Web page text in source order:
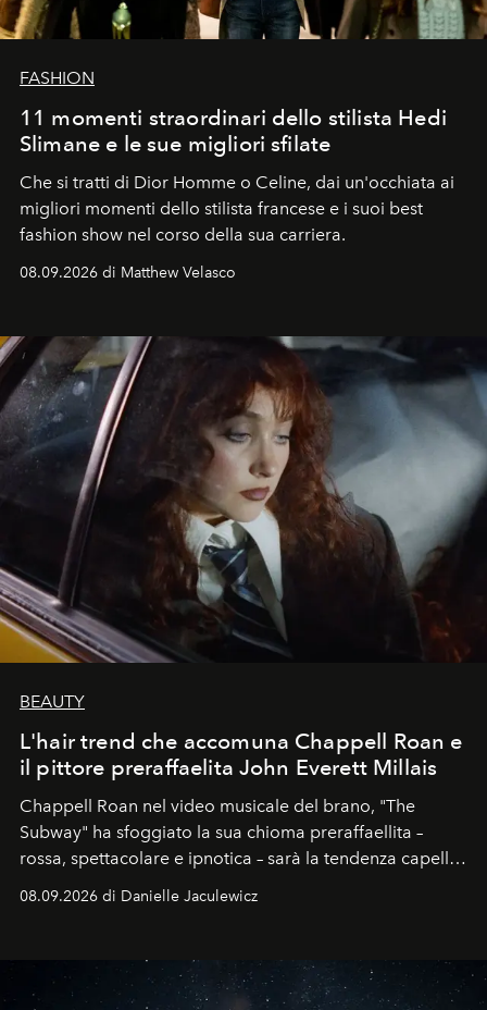
FASHION
11 momenti straordinari dello stilista Hedi
Slimane e le sue migliori sfilate
Che si tratti di Dior Homme o Celine, dai un'occhiata ai
migliori momenti dello stilista francese e i suoi best
fashion show nel corso della sua carriera.
08.09.2026 di Matthew Velasco
BEAUTY
L'hair trend che accomuna Chappell Roan e
il pittore preraffaelita John Everett Millais
Chappell Roan nel video musicale del brano, "The
Subway" ha sfoggiato la sua chioma preraffaellita –
rossa, spettacolare e ipnotica – sarà la tendenza capelli
08.09.2026 di Danielle Jaculewicz